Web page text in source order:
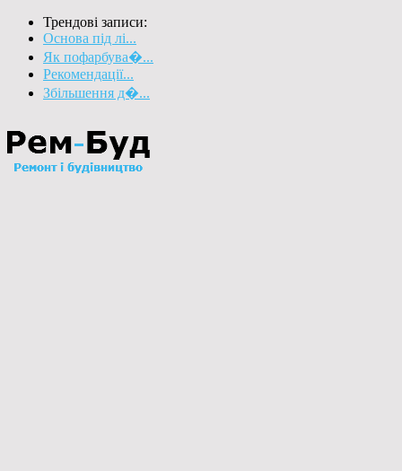
Трендові записи:
Основа під лі...
Як пофарбува�...
Рекомендації...
Збільшення д�...